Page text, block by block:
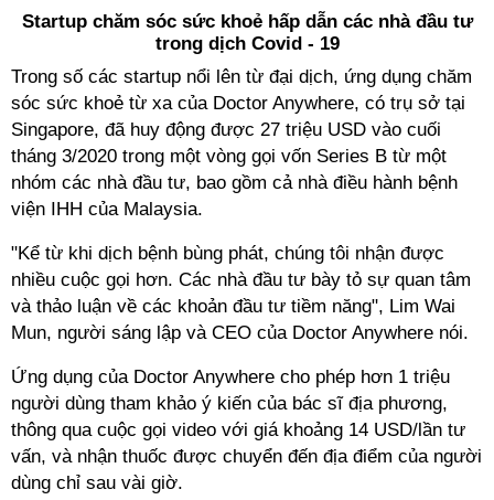
Startup chăm sóc sức khoẻ hấp dẫn các nhà đầu tư
trong dịch Covid - 19
Trong số các startup nổi lên từ đại dịch, ứng dụng chăm
sóc sức khoẻ từ xa của Doctor Anywhere, có trụ sở tại
Singapore, đã huy động được 27 triệu USD vào cuối
tháng 3/2020 trong một vòng gọi vốn Series B từ một
nhóm các nhà đầu tư, bao gồm cả nhà điều hành bệnh
viện IHH của Malaysia.
"Kể từ khi dịch bệnh bùng phát, chúng tôi nhận được
nhiều cuộc gọi hơn. Các nhà đầu tư bày tỏ sự quan tâm
và thảo luận về các khoản đầu tư tiềm năng", Lim Wai
Mun, người sáng lập và CEO của Doctor Anywhere nói.
Ứng dụng của Doctor Anywhere cho phép hơn 1 triệu
người dùng tham khảo ý kiến của bác sĩ địa phương,
thông qua cuộc gọi video với giá khoảng 14 USD/lần tư
vấn, và nhận thuốc được chuyển đến địa điểm của người
dùng chỉ sau vài giờ.